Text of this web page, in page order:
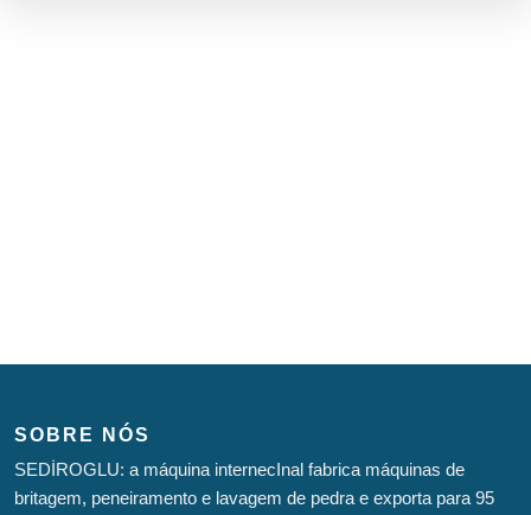
SOBRE NÓS
SEDİROGLU: a máquina internecInal fabrica máquinas de
britagem, peneiramento e lavagem de pedra e exporta para 95